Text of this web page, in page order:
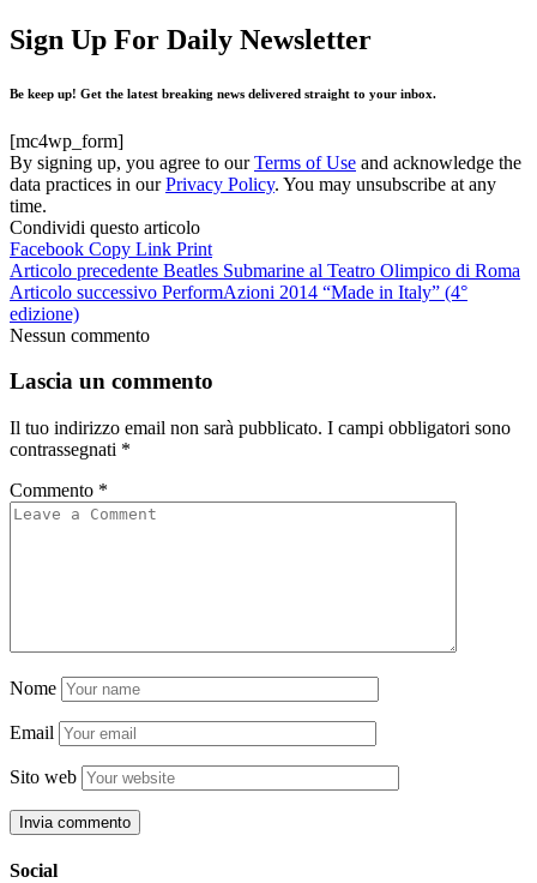
Sign Up For Daily Newsletter
Be keep up! Get the latest breaking news delivered straight to your inbox.
[mc4wp_form]
By signing up, you agree to ourTerms of Use and acknowledge the
data practices in ourPrivacy Policy. You may unsubscribe at any
time.
Condividi questo articolo
Facebook Copy Link Print
Articolo precedente Beatles Submarine al Teatro Olimpico di Roma
Articolo successivo PerformAzioni 2014 “Made in Italy” (4°
edizione)
Nessun commento
Lascia un commento
Il tuo indirizzo email non sarà pubblicato. I campi obbligatori sono
contrassegnati *
Commento *
Nome
Email
Sito web
Social